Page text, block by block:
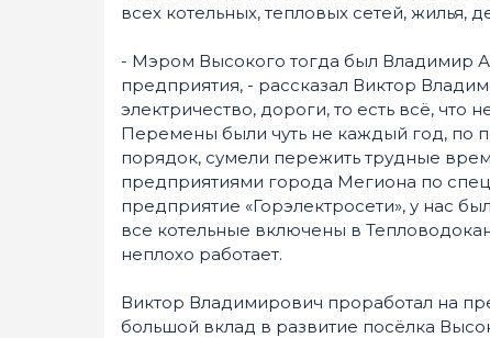
всех котельных, тепловых сетей, жилья,
- Мэром Высокого тогда был Владимир
предприятия, - рассказал Виктор
электричество, дороги, то есть всё,
Перемены были чуть не каждый год, по
порядок, сумели пережить трудные
предприятиями города Мегиона по
предприятие «Горэлектросети», у нас
все котельные включены в
неплохо работает.
Виктор Владимирович проработал на
большой вклад в развитие посёлка